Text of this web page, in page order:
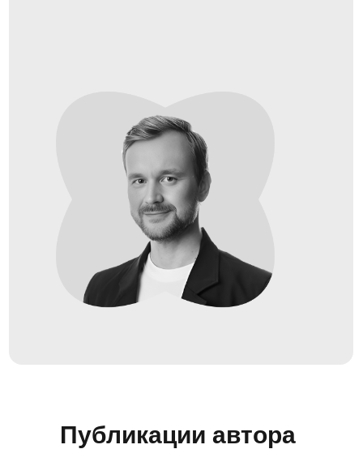
Публикации автора